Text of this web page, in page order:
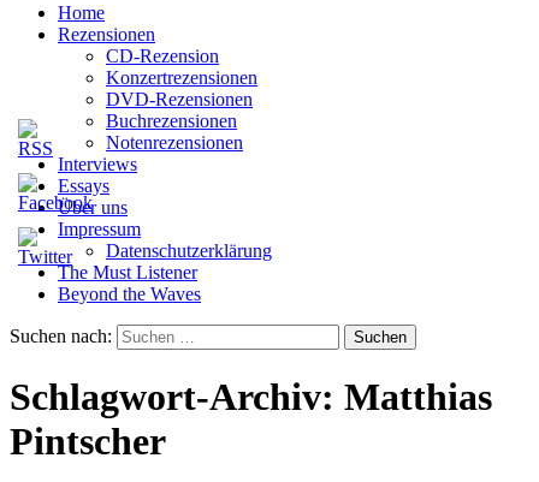
Home
Rezensionen
CD-Rezension
Konzertrezensionen
DVD-Rezensionen
Buchrezensionen
Notenrezensionen
Interviews
Essays
Über uns
Impressum
Datenschutzerklärung
The Must Listener
Beyond the Waves
Suchen nach:
Schlagwort-Archiv: Matthias
Pintscher